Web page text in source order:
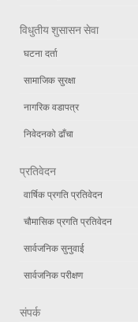
विधुतीय शुसासन सेवा
घटना दर्ता
सामाजिक सुरक्षा
नागरिक वडापत्र
निवेदनको ढाँचा
प्रतिवेदन
वार्षिक प्रगति प्रतिवेदन
चौमासिक प्रगति प्रतिवेदन
सार्वजनिक सुनुवाई
सार्वजनिक परीक्षण
संपर्क